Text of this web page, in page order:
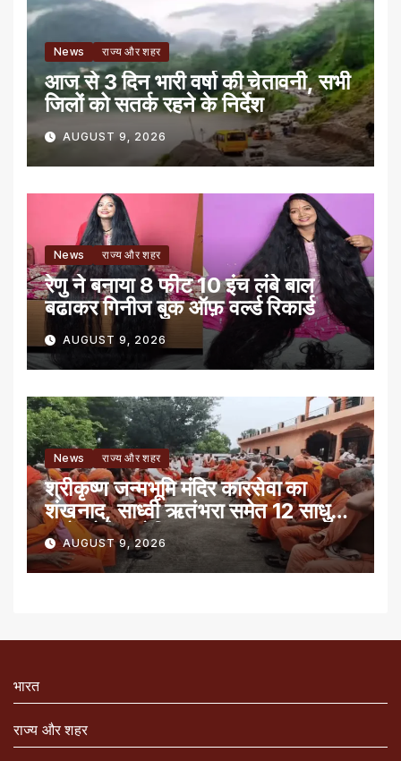
News राज्य और शहर
आज से 3 दिन भारी वर्षा की चेतावनी, सभी
जिलों को सतर्क रहने के निर्देश
AUGUST 9, 2026
News राज्य और शहर
रेणु ने बनाया 8 फीट 10 इंच लंबे बाल
बढाकर गिनीज बुक ऑफ़ वर्ल्ड रिकार्ड
AUGUST 9, 2026
News राज्य और शहर
श्रीकृष्ण जन्मभूमि मंदिर कारसेवा का
शंखनाद, साध्वी ऋतंभरा समेत 12 साधु-
संतों को रेड नोटिस
AUGUST 9, 2026
भारत
राज्य और शहर